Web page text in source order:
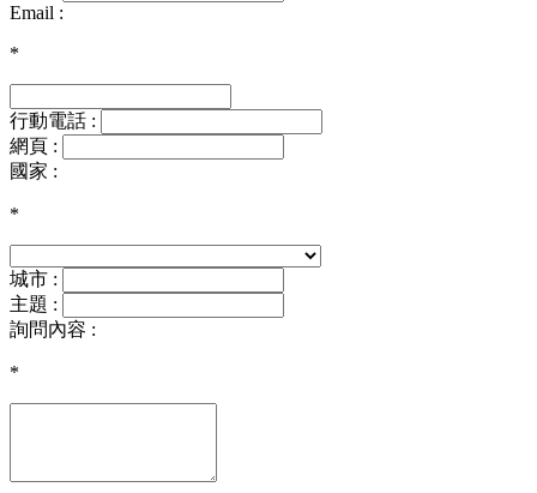
Email :
*
行動電話 :
網頁 :
國家 :
*
城市 :
主題 :
詢問內容 :
*